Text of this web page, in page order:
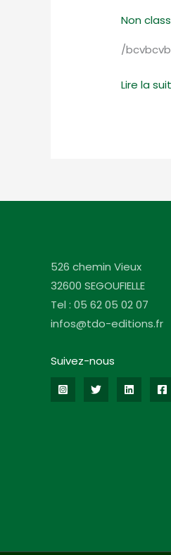
Non
/
Test
Lire la
526 chemin Vieux
32600 SEGOUFIELLE
Tel : 05 62 05 02 07
infos@tdo-editions.fr
Suivez-nous